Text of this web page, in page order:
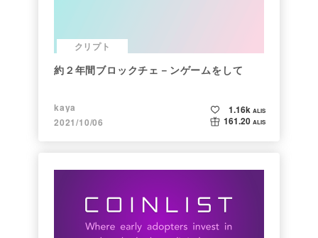
クリプト
約２年間ブロックチェ－ンゲームをして
kaya
2021/10/06
1.16k ALIS
161.20 ALIS